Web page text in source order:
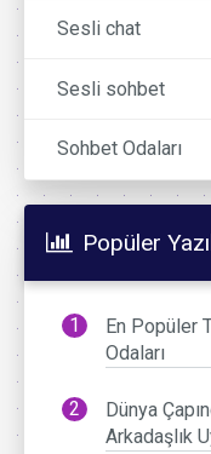
Sesli chat
Sesli sohbet
Sohbet Odaları
Popüler
En Popüler
Odaları
Dünya
Arkadaşlık